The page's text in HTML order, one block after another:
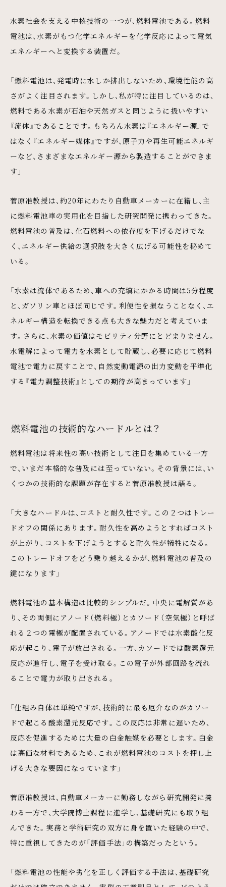
水素社会を支える中核技術の一つが、燃料電池である。燃料
電池は、水素がもつ化学エネルギーを化学反応によって電気
エネルギーへと変換する装置だ。
「燃料電池は、発電時に水しか排出しないため、環境性能の高
さがよく注目されます。しかし、私が特に注目しているのは、
燃料である水素が石油や天然ガスと同じように扱いやすい
『流体』であることです。もちろん水素は『エネルギー源』で
はなく『エネルギー媒体』ですが、原子力や再生可能エネルギ
ーなど、さまざまなエネルギー源から製造することができま
す」
菅原准教授は、約20年にわたり自動車メーカーに在籍し、主
に燃料電池車の実用化を目指した研究開発に携わってきた。
燃料電池の普及は、化石燃料への依存度を下げるだけでな
く、エネルギー供給の選択肢を大きく広げる可能性を秘めて
いる。
「水素は流体であるため、車への充填にかかる時間は5分程度
と、ガソリン車とほぼ同じです。利便性を損なうことなく、エ
ネルギー構造を転換できる点も大きな魅力だと考えていま
す。さらに、水素の価値はモビリティ分野にとどまりません。
水電解によって電力を水素として貯蔵し、必要に応じて燃料
電池で電力に戻すことで、自然変動電源の出力変動を平準化
する『電力調整技術』としての期待が高まっています」
燃料電池の技術的なハードルとは？
燃料電池は将来性の高い技術として注目を集めている一方
で、いまだ本格的な普及には至っていない。その背景には、い
くつかの技術的な課題が存在すると菅原准教授は語る。
「大きなハードルは、コストと耐久性です。この２つはトレー
ドオフの関係にあります。耐久性を高めようとすればコスト
が上がり、コストを下げようとすると耐久性が犠牲になる。
このトレードオフをどう乗り越えるかが、燃料電池の普及の
鍵になります」
燃料電池の基本構造は比較的シンプルだ。中央に電解質があ
り、その両側にアノード（燃料極）とカソード（空気極）と呼ば
れる２つの電極が配置されている。アノードでは水素酸化反
応が起こり、電子が放出される。一方、カソードでは酸素還元
反応が進行し、電子を受け取る。この電子が外部回路を流れ
ることで電力が取り出される。
「仕組み自体は単純ですが、技術的に最も厄介なのがカソー
ドで起こる酸素還元反応です。この反応は非常に遅いため、
反応を促進するために大量の白金触媒を必要とします。白金
は高価な材料であるため、これが燃料電池のコストを押し上
げる大きな要因になっています」
菅原准教授は、自動車メーカーに勤務しながら研究開発に携
わる一方で、大学院博士課程に進学し、基礎研究にも取り組
んできた。実務と学術研究の双方に身を置いた経験の中で、
特に重視してきたのが「評価手法」の構築だったという。
「燃料電池の性能や劣化を正しく評価する手法は、基礎研究